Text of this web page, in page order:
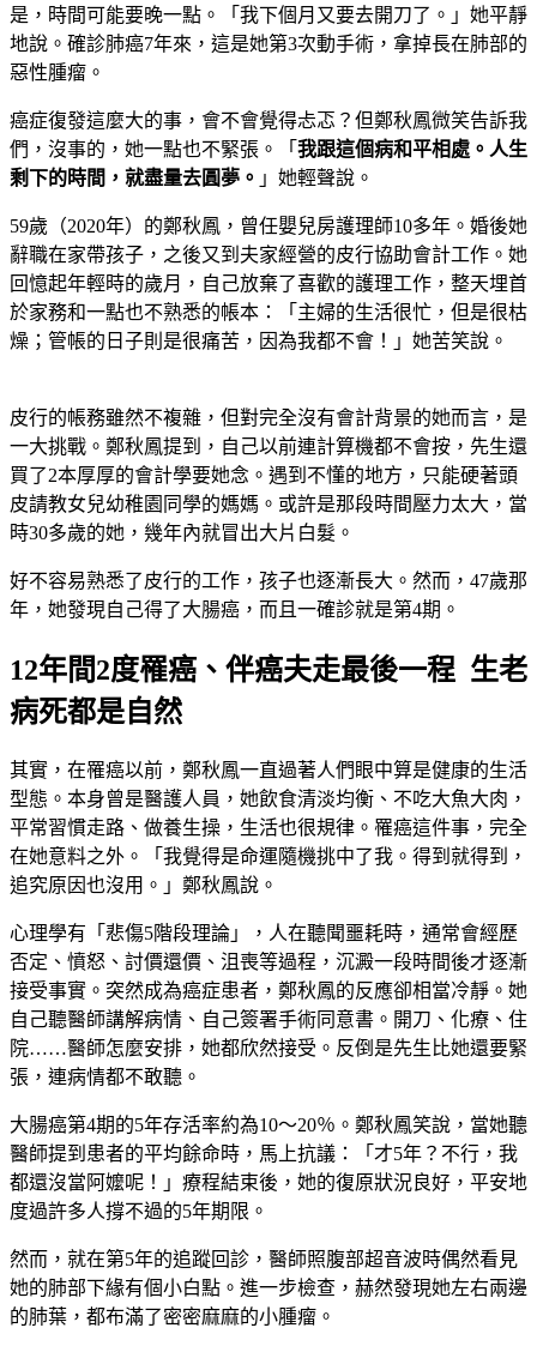
是，時間可能要晚一點。「我下個月又要去開刀了。」她平靜
地說。確診肺癌7年來，這是她第3次動手術，拿掉長在肺部的
惡性腫瘤。
癌症復發這麼大的事，會不會覺得忐忑？但鄭秋鳳微笑告訴我
們，沒事的，她一點也不緊張。「 我跟這個病和平相處。人生
剩下的時間，就盡量去圓夢。 」她輕聲說。
59歲（2020年）的鄭秋鳳，曾任嬰兒房護理師10多年。婚後她
辭職在家帶孩子，之後又到夫家經營的皮行協助會計工作。她
回憶起年輕時的歲月，自己放棄了喜歡的護理工作，整天埋首
於家務和一點也不熟悉的帳本：「主婦的生活很忙，但是很枯
燥；管帳的日子則是很痛苦，因為我都不會！」她苦笑說。
皮行的帳務雖然不複雜，但對完全沒有會計背景的她而言，是
一大挑戰。鄭秋鳳提到，自己以前連計算機都不會按，先生還
買了2本厚厚的會計學要她念。遇到不懂的地方，只能硬著頭
皮請教女兒幼稚園同學的媽媽。或許是那段時間壓力太大，當
時30多歲的她，幾年內就冒出大片白髮。
好不容易熟悉了皮行的工作，孩子也逐漸長大。然而，47歲那
年，她發現自己得了大腸癌，而且一確診就是第4期。
12年間2度罹癌、伴癌夫走最後一程 生老
病死都是自然
其實，在罹癌以前，鄭秋鳳一直過著人們眼中算是健康的生活
型態。本身曾是醫護人員，她飲食清淡均衡、不吃大魚大肉，
平常習慣走路、做養生操，生活也很規律。罹癌這件事，完全
在她意料之外。「我覺得是命運隨機挑中了我。得到就得到，
追究原因也沒用。」鄭秋鳳說。
心理學有「悲傷5階段理論」，人在聽聞噩耗時，通常會經歷
否定、憤怒、討價還價、沮喪等過程，沉澱一段時間後才逐漸
接受事實。突然成為癌症患者，鄭秋鳳的反應卻相當冷靜。她
自己聽醫師講解病情、自己簽署手術同意書。開刀、化療、住
院……醫師怎麼安排，她都欣然接受。反倒是先生比她還要緊
張，連病情都不敢聽。
大腸癌第4期的5年存活率約為10～20％。鄭秋鳳笑說，當她聽
醫師提到患者的平均餘命時，馬上抗議：「才5年？不行，我
都還沒當阿嬤呢！」療程結束後，她的復原狀況良好，平安地
度過許多人撐不過的5年期限。
然而，就在第5年的追蹤回診，醫師照腹部超音波時偶然看見
她的肺部下緣有個小白點。進一步檢查，赫然發現她左右兩邊
的肺葉，都布滿了密密麻麻的小腫瘤。